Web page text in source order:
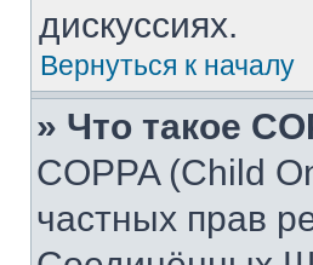
дискуссиях.
Вернуться к началу
» Что такое
COPPA (Child
частных прав